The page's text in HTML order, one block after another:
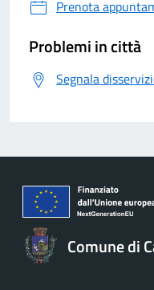
Prenota
Problemi in città
Segnala
Comune di